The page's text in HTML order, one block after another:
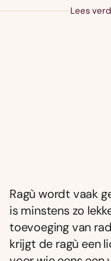
Lees
Ragù wordt vaak
is minstens zo
toevoeging van
krijgt de ragù een